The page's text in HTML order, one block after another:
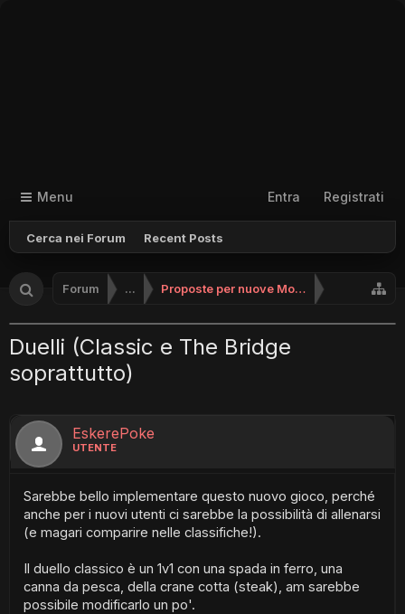
Menu
Cerca nei Forum Recent Posts
Entra Registrati
Forum ... Proposte per nuove Modalità
Duelli (Classic e The Bridge
soprattutto)
EskerePoke
UTENTE
Sarebbe bello implementare questo nuovo gioco, perché
anche per i nuovi utenti ci sarebbe la possibilità di allenarsi
(e magari comparire nelle classifiche!).
Il duello classico è un 1v1 con una spada in ferro, una
canna da pesca, della crane cotta (steak), am sarebbe
possibile modificarlo un po'.